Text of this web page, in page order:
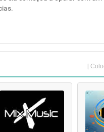
[